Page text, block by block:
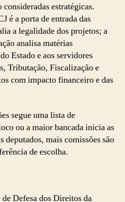
consideradas estratégicas.
é a porta de entrada das
a legalidade dos projetos; a
analisa matérias
Estado e aos servidores
Tributação, Fiscalização e
com impacto financeiro e das
segue uma lista de
ou a maior bancada inicia as
deputados, mais comissões são
de escolha.
Defesa dos Direitos da